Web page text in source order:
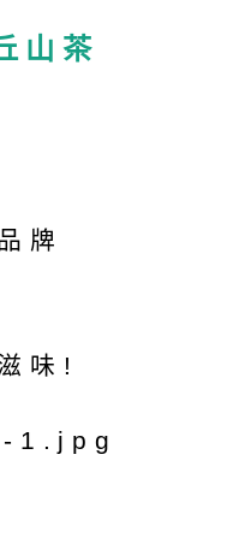
山茶
牌
味!